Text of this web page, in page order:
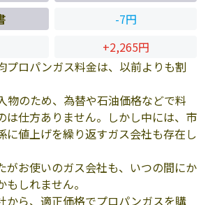
-7円
+2,265円
プロパンガス料金は、以前よりも割
物のため、為替や石油価格などで料
は仕方ありません。しかし中には、市
に値上げを繰り返すガス会社も存在し
がお使いのガス会社も、いつの間にか
しれません。
から、適正価格でプロパンガスを購